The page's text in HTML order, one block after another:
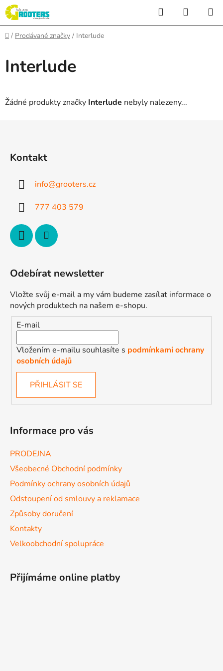
Přejít
na
obsah
Hledat
KOŠÍK
Domů
/ Prodávané značky / Interlude
Interlude
Žádné produkty značky Interlude nebyly nalezeny...
Kontakt
info@grooters.cz
777 403 579
Odebírat newsletter
Vložte svůj e-mail a my vám budeme zasílat informace o
nových produktech na našem e-shopu.
E-mail
Vložením e-mailu souhlasíte s podmínkami ochrany
osobních údajů
PŘIHLÁSIT SE
Informace pro vás
PRODEJNA
Všeobecné Obchodní podmínky
Podmínky ochrany osobních údajů
Odstoupení od smlouvy a reklamace
Způsoby doručení
Kontakty
Velkoobchodní spolupráce
Přijímáme online platby